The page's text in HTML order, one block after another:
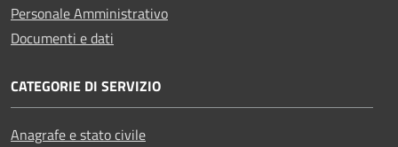
Personale Amministrativo
Documenti e dati
CATEGORIE DI SERVIZIO
Anagrafe e stato civile